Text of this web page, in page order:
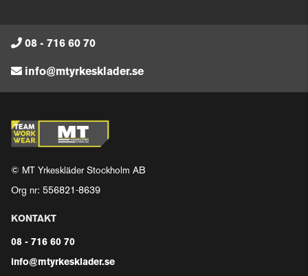
08 - 716 60 70
info@mtyrkesklader.se
© MT Yrkeskläder Stockholm AB
Org nr: 556821-8639
KONTAKT
08 - 716 60 70
info@mtyrkesklader.se